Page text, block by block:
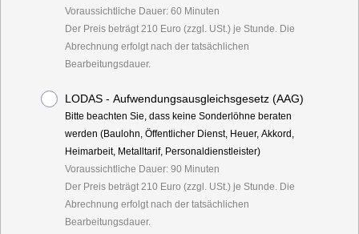
Voraussichtliche Dauer: 60 Minuten
Der Preis beträgt 210 Euro (zzgl. USt.) je Stunde. Die
Abrechnung erfolgt nach der tatsächlichen
Bearbeitungsdauer.
LODAS - Aufwendungsausgleichsgesetz (AAG)
Bitte beachten Sie, dass keine Sonderlöhne beraten
werden (Baulohn, Öffentlicher Dienst, Heuer, Akkord,
Heimarbeit, Metalltarif, Personaldienstleister)
Voraussichtliche Dauer: 90 Minuten
Der Preis beträgt 210 Euro (zzgl. USt.) je Stunde. Die
Abrechnung erfolgt nach der tatsächlichen
Bearbeitungsdauer.